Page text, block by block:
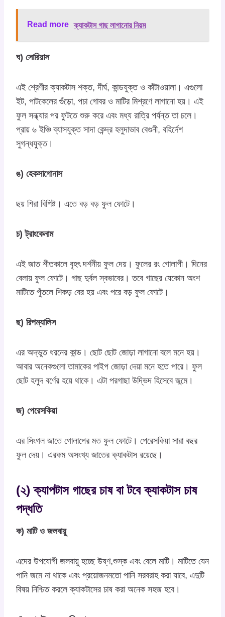
Read more ক্যাকটাস গাছ লাগানোর নিয়ম
ঘ) সোরিয়াস
এই শ্রেণীর ক্যাকটাস শক্ত, দীর্ঘ, কান্ডযুক্ত ও কাঁটাওয়ালা। এগুলো
ইট, পাটকেলের গুঁড়ো, পচা গোবর ও মাটির মিশ্রণে লাগানো হয়। এই
ফুল সন্ধ্যার পর ফুটতে শুরু করে এবং মধ্য রাত্রি পর্যন্ত তা চলে।
প্রায় ৬ ইঞ্চি ব্যাসযুক্ত সাদা কেন্দ্র হলুদাভাব বেগুনী, বহির্দেশ
সুগন্ধযুক্ত।
ঙ) হেকসাগোনাস
ছয় শিরা বিশিষ্ট। এতে বড় বড় ফুল ফোটে।
চ) ট্রাংকেনাম
এই জাত শীতকালে বৃহৎ দর্শনীয় ফুল দেয়। ফুলের রং গোলাপী। দিনের
বেলায় ফুল ফোটে। গাছ দুর্বল স্বভাবের। তবে গাছের যেকোন অংশ
মাটিতে পুঁতলে শিকড় বের হয় এবং পরে বড় ফুল ফোটে।
ছ) রিপম্যালিস
এর অদ্ভুত ধরনের কান্ড। ছোট ছোট জোড়া লাগানো বলে মনে হয়।
আবার অনেকগুলো তামাকের পাইপ জোড়া দেয়া মনে হতে পারে। ফুল
ছোট হলুদ বর্ণের হয়ে থাকে। এটা পরগাছা উদ্ভিদ হিসেবে জন্মে।
জ) পেরেসকিয়া
এর সিংগল জাতে গোলাপের মত ফুল ফোটে। পেরেসকিয়া সারা বছর
ফুল দেয়। এরকম অসংখ্য জাতের ক্যাকটাস রয়েছে।
(২) ক্যাপটাস গাছের চাষ বা টবে ক্যাকটাস চাষ
পদ্ধতি
ক) মাটি ও জলবায়ু
এদের উপযোগী জলবায়ু হচ্ছে উষ্ণ,শুস্ক এবং বেলে মাটি। মাটিতে যেন
পানি জমে না থাকে এবং প্রয়োজনমতো পানি সরবরাহ করা যাবে, এদুটি
বিষয় নিশ্চিত করলে ক্যাকটাসের চাষ করা অনেক সহজ হবে।